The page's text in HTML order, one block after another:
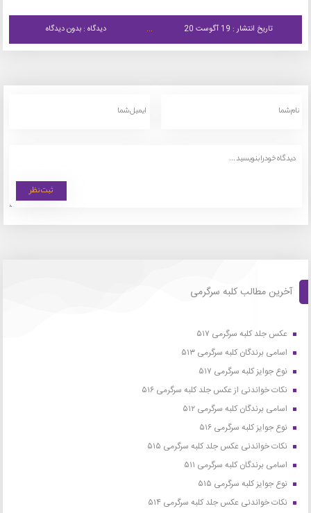
تاریخ انتشار : 19 آگوست 20 دیدگاه : بدون دیدگاه
آخرین مطالب کلبه سرگرمی
عکس جلد کلبه سرگرمی ۵۱۷
اسامی برندگان کلبه سرگرمی ۵۱۳
نوع جوایز کلبه سرگرمی ۵۱۷
نکات خواندنی از عکس جلد کلبه سرگرمی ۵۱۶
اسامی برندگان کلبه سرگرمی ۵۱۲
نوع جوایز کلبه سرگرمی ۵۱۶
نکات خواندنی عکس جلد کلبه سرگرمی ۵۱۵
اسامی برندگان کلبه سرگرمی ۵۱۱
نوع جوایز کلبه سرگرمی ۵۱۵
نکات خواندنی عکس جلد کلبه سرگرمی ۵۱۴